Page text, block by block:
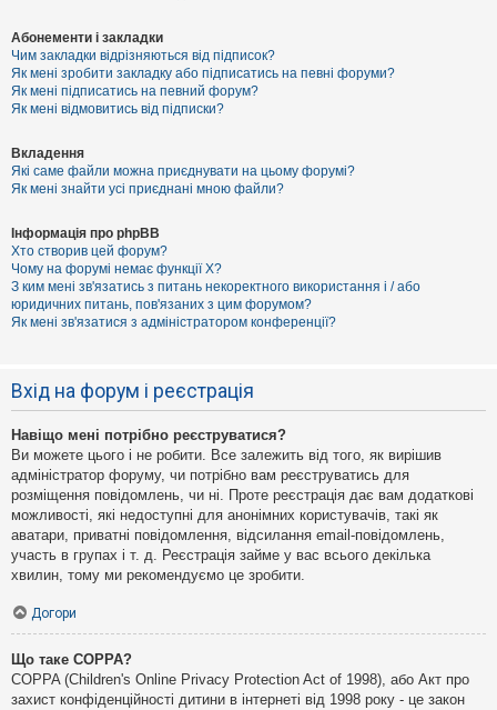
Абонементи і закладки
Чим закладки відрізняються від підписок?
Як мені зробити закладку або підписатись на певні форуми?
Як мені підписатись на певний форум?
Як мені відмовитись від підписки?
Вкладення
Які саме файли можна приєднувати на цьому форумі?
Як мені знайти усі приєднані мною файли?
Інформація про phpBB
Хто створив цей форум?
Чому на форумі немає функції X?
З ким мені зв'язатись з питань некоректного використання і / або
юридичних питань, пов'язаних з цим форумом?
Як мені зв'язатися з адміністратором конференції?
Вхід на форум і реєстрація
Навіщо мені потрібно реєструватися?
Ви можете цього і не робити. Все залежить від того, як вирішив
адміністратор форуму, чи потрібно вам реєструватись для
розміщення повідомлень, чи ні. Проте реєстрація дає вам додаткові
можливості, які недоступні для анонімних користувачів, такі як
аватари, приватні повідомлення, відсилання email-повідомлень,
участь в групах і т. д. Реєстрація займе у вас всього декілька
хвилин, тому ми рекомендуємо це зробити.
Догори
Що таке COPPA?
COPPA (Children's Online Privacy Protection Act of 1998), або Акт про
захист конфіденційності дитини в інтернеті від 1998 року - це закон